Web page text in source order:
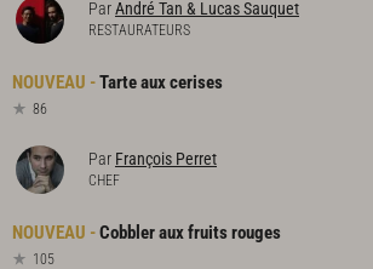
ParAndré Tan & Lucas Sauquet
RESTAURATEURS
Tarteauxcerises
86
Par François Perret
CHEF
Cobblerauxfruitsrouges
105